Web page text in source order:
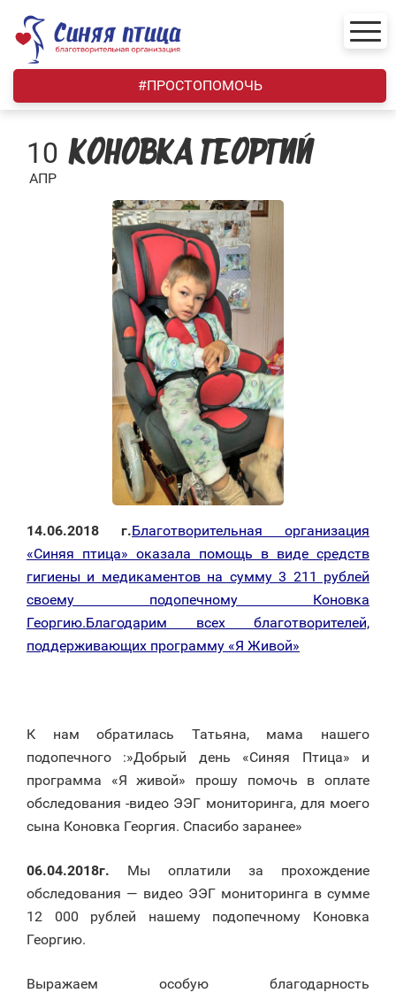
content
#ПРОСТОПОМОЧЬ
10
АПР
КОНОВКА ГЕОРГИЙ
14.06.2018 г.Благотворительная организация
«Синяя птица» оказала помощь в виде средств
гигиены и медикаментов на сумму 3 211 рублей
своему подопечному Коновка
Георгию.Благодарим всех благотворителей,
поддерживающих программу «Я Живой»
К нам обратилась Татьяна, мама нашего
подопечного :»Добрый день «Синяя Птица» и
программа «Я живой» прошу помочь в оплате
обследования -видео ЭЭГ мониторинга, для моего
сына Коновка Георгия. Спасибо заранее»
06.04.2018г. Мы оплатили за прохождение
обследования — видео ЭЭГ мониторинга в сумме
12 000 рублей нашему подопечному Коновка
Георгию.
Выражаем особую благодарность